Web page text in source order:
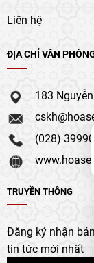
Liên hệ
ĐỊA CHỈ VĂN
183
(028)
TRUYỀN THÔNG
Đăng ký nhận
tin tức mới nhất